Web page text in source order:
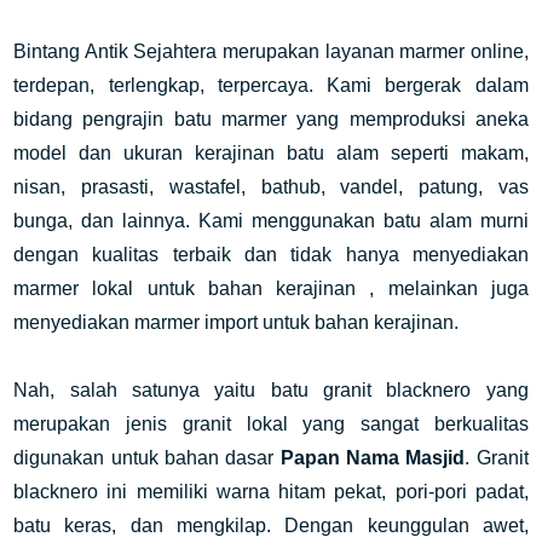
Bintang Antik Sejahtera merupakan layanan marmer online,
terdepan, terlengkap, terpercaya. Kami bergerak dalam
bidang pengrajin batu marmer yang memproduksi aneka
model dan ukuran kerajinan batu alam seperti makam,
nisan, prasasti, wastafel, bathub, vandel, patung, vas
bunga, dan lainnya. Kami menggunakan batu alam murni
dengan kualitas terbaik dan tidak hanya menyediakan
marmer lokal untuk bahan kerajinan , melainkan juga
menyediakan marmer import untuk bahan kerajinan.
Nah, salah satunya yaitu batu granit blacknero yang
merupakan jenis granit lokal yang sangat berkualitas
digunakan untuk bahan dasar Papan Nama Masjid . Granit
blacknero ini memiliki warna hitam pekat, pori-pori padat,
batu keras, dan mengkilap. Dengan keunggulan awet,